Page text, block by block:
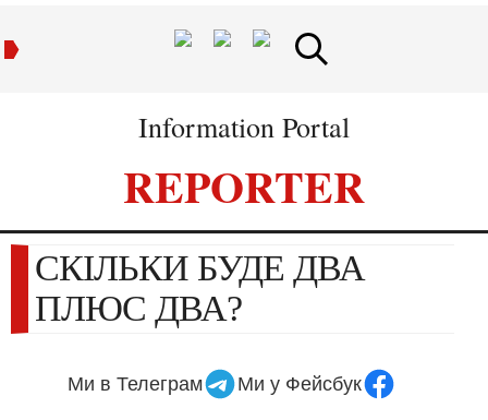
Information Portal
REPORTER
СКІЛЬКИ БУДЕ ДВА
ПЛЮС ДВА?
Ми в Телеграм Ми у Фейсбук